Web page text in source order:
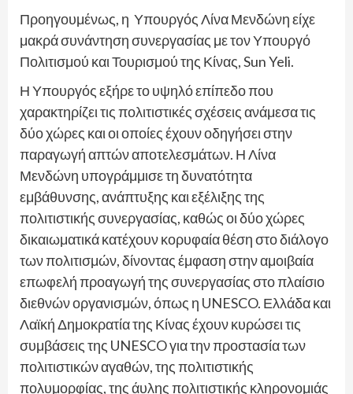
Προηγουμένως, η Υπουργός Λίνα Μενδώνη είχε
μακρά συνάντηση συνεργασίας με τον Υπουργό
Πολιτισμού και Τουρισμού της Κίνας, Sun Yeli.
Η Υπουργός εξήρε το υψηλό επίπεδο που
χαρακτηρίζει τις πολιτιστικές σχέσεις ανάμεσα τις
δύο χώρες και οι οποίες έχουν οδηγήσει στην
παραγωγή απτών αποτελεσμάτων. Η Λίνα
Μενδώνη υπογράμμισε τη δυνατότητα
εμβάθυνσης, ανάπτυξης και εξέλιξης της
πολιτιστικής συνεργασίας, καθώς οι δύο χώρες
δικαιωματικά κατέχουν κορυφαία θέση στο διάλογο
των πολιτισμών, δίνοντας έμφαση στην αμοιβαία
επωφελή προαγωγή της συνεργασίας στο πλαίσιο
διεθνών οργανισμών, όπως η UNESCO. Ελλάδα και
Λαϊκή Δημοκρατία της Κίνας έχουν κυρώσει τις
συμβάσεις της UNESCO για την προστασία των
πολιτιστικών αγαθών, της πολιτιστικής
πολυμορφίας, της άυλης πολιτιστικής κληρονομιάς